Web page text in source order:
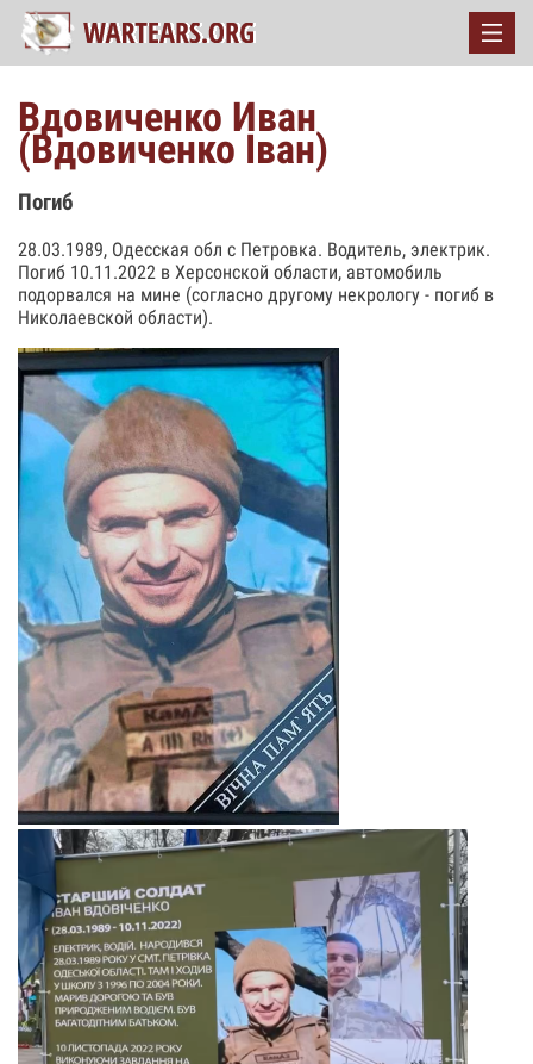
Вдовиченко Иван
(Вдовиченко Іван)
Погиб
28.03.1989, Одесская обл с Петровка. Водитель, электрик.
Погиб 10.11.2022 в Херсонской области, автомобиль
подорвался на мине (согласно другому некрологу - погиб в
Николаевской области).